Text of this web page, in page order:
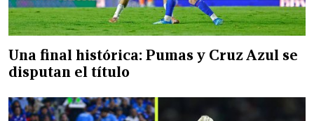
Una final histórica: Pumas y Cruz Azul se
disputan el título